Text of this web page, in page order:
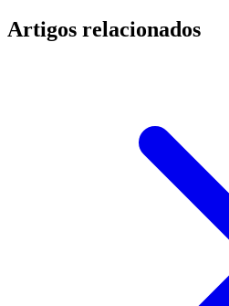
Artigos relacionados